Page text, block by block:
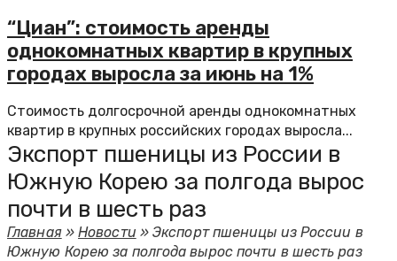
“Циан”: стоимость аренды
однокомнатных квартир в крупных
городах выросла за июнь на 1%
Стоимость долгосрочной аренды однокомнатных
квартир в крупных российских городах выросла...
Экспорт пшеницы из России в
Южную Корею за полгода вырос
почти в шесть раз
Главная»Новости »Экспорт пшеницы из России в
Южную Корею за полгода вырос почти в шесть раз